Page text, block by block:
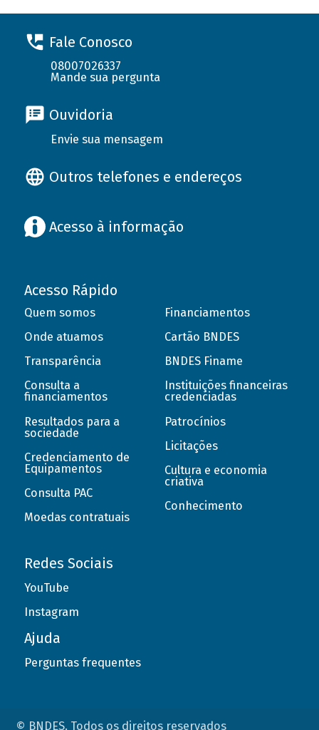
Fale Conosco
08007026337
Mande sua pergunta
Ouvidoria
Envie sua mensagem
Outros telefones e endereços
Acesso à informação
Acesso Rápido
Quem somos
Onde atuamos
Transparência
Consulta a
financiamentos
Resultados para a
sociedade
Credenciamento de
Equipamentos
Consulta PAC
Moedas contratuais
Financiamentos
Cartão BNDES
BNDES Finame
Instituições financeiras
credenciadas
Patrocínios
Licitações
Cultura e economia
criativa
Conhecimento
Redes Sociais
YouTube
Instagram
Ajuda
Perguntas frequentes
© BNDES. Todos os direitos reservados